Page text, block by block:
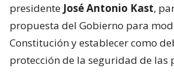
presidente José Antonio Kast,
propuesta del Gobierno para
Constitución y establecer como
protección de la seguridad de las